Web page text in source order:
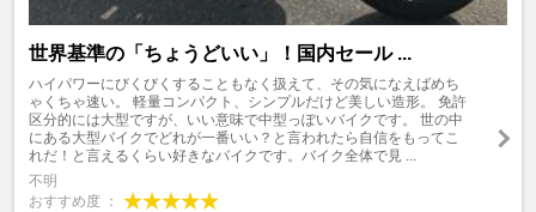
世界基準の「ちょうどいい」！国内セール ...
ハイパワーにびくびくすることもなく扱えて、その気になえばめち
ゃくちゃ速い。 軽量コンパクト、シンプルだけど美しい造形。 免許
区分的には大型ですが、いい意味で中型っぽいバイクです。 世の中
にある大型バイクでどれが一番いい？と言われたら自信をもってこ
れだ！と言えるくらい好きなバイクです。バイク全体で見 ...
不明
おすすめ度 ：